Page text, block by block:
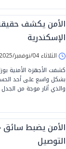
الأمن يكشف
الإسكندرية
الثلاثاء 04/نوفمبر/2025 - 04:14 م
كشفت الأجهزة الأمنية
بشكل واسع على أحد
والذي أثار موجة من
الأمن يضبط سائق
التوصيل